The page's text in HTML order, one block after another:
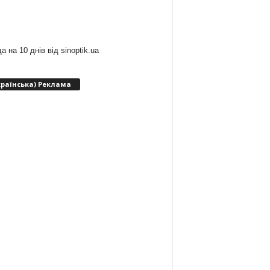
на 10 днів від sinoptik.ua
Реклама